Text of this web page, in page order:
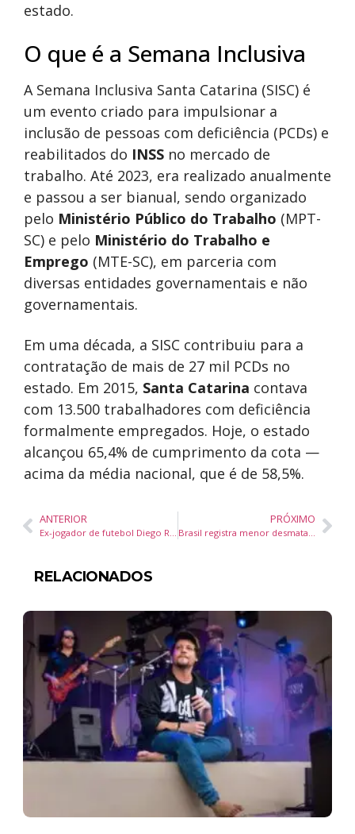
estado.
O que é a Semana Inclusiva
A Semana Inclusiva Santa Catarina (SISC) é
um evento criado para impulsionar a
inclusão de pessoas com deficiência (PCDs) e
reabilitados do INSS no mercado de
trabalho. Até 2023, era realizado anualmente
e passou a ser bianual, sendo organizado
pelo Ministério Público do Trabalho (MPT-
SC) e pelo Ministério do Trabalho e
Emprego (MTE-SC), em parceria com
diversas entidades governamentais e não
governamentais.
Em uma década, a SISC contribuiu para a
contratação de mais de 27 mil PCDs no
estado. Em 2015, Santa Catarina contava
com 13.500 trabalhadores com deficiência
formalmente empregados. Hoje, o estado
alcançou 65,4% de cumprimento da cota —
acima da média nacional, que é de 58,5%.
ANTERIOR
Ex-jogador de futebol Diego Ribas é o novo embaixador de empreendimento de luxo no litoral catarinense
PRÓXIMO
Brasil registra menor desmatamento em Unidades de Conservação da Amazônia desde 2008, celebra presidente
RELACIONADOS